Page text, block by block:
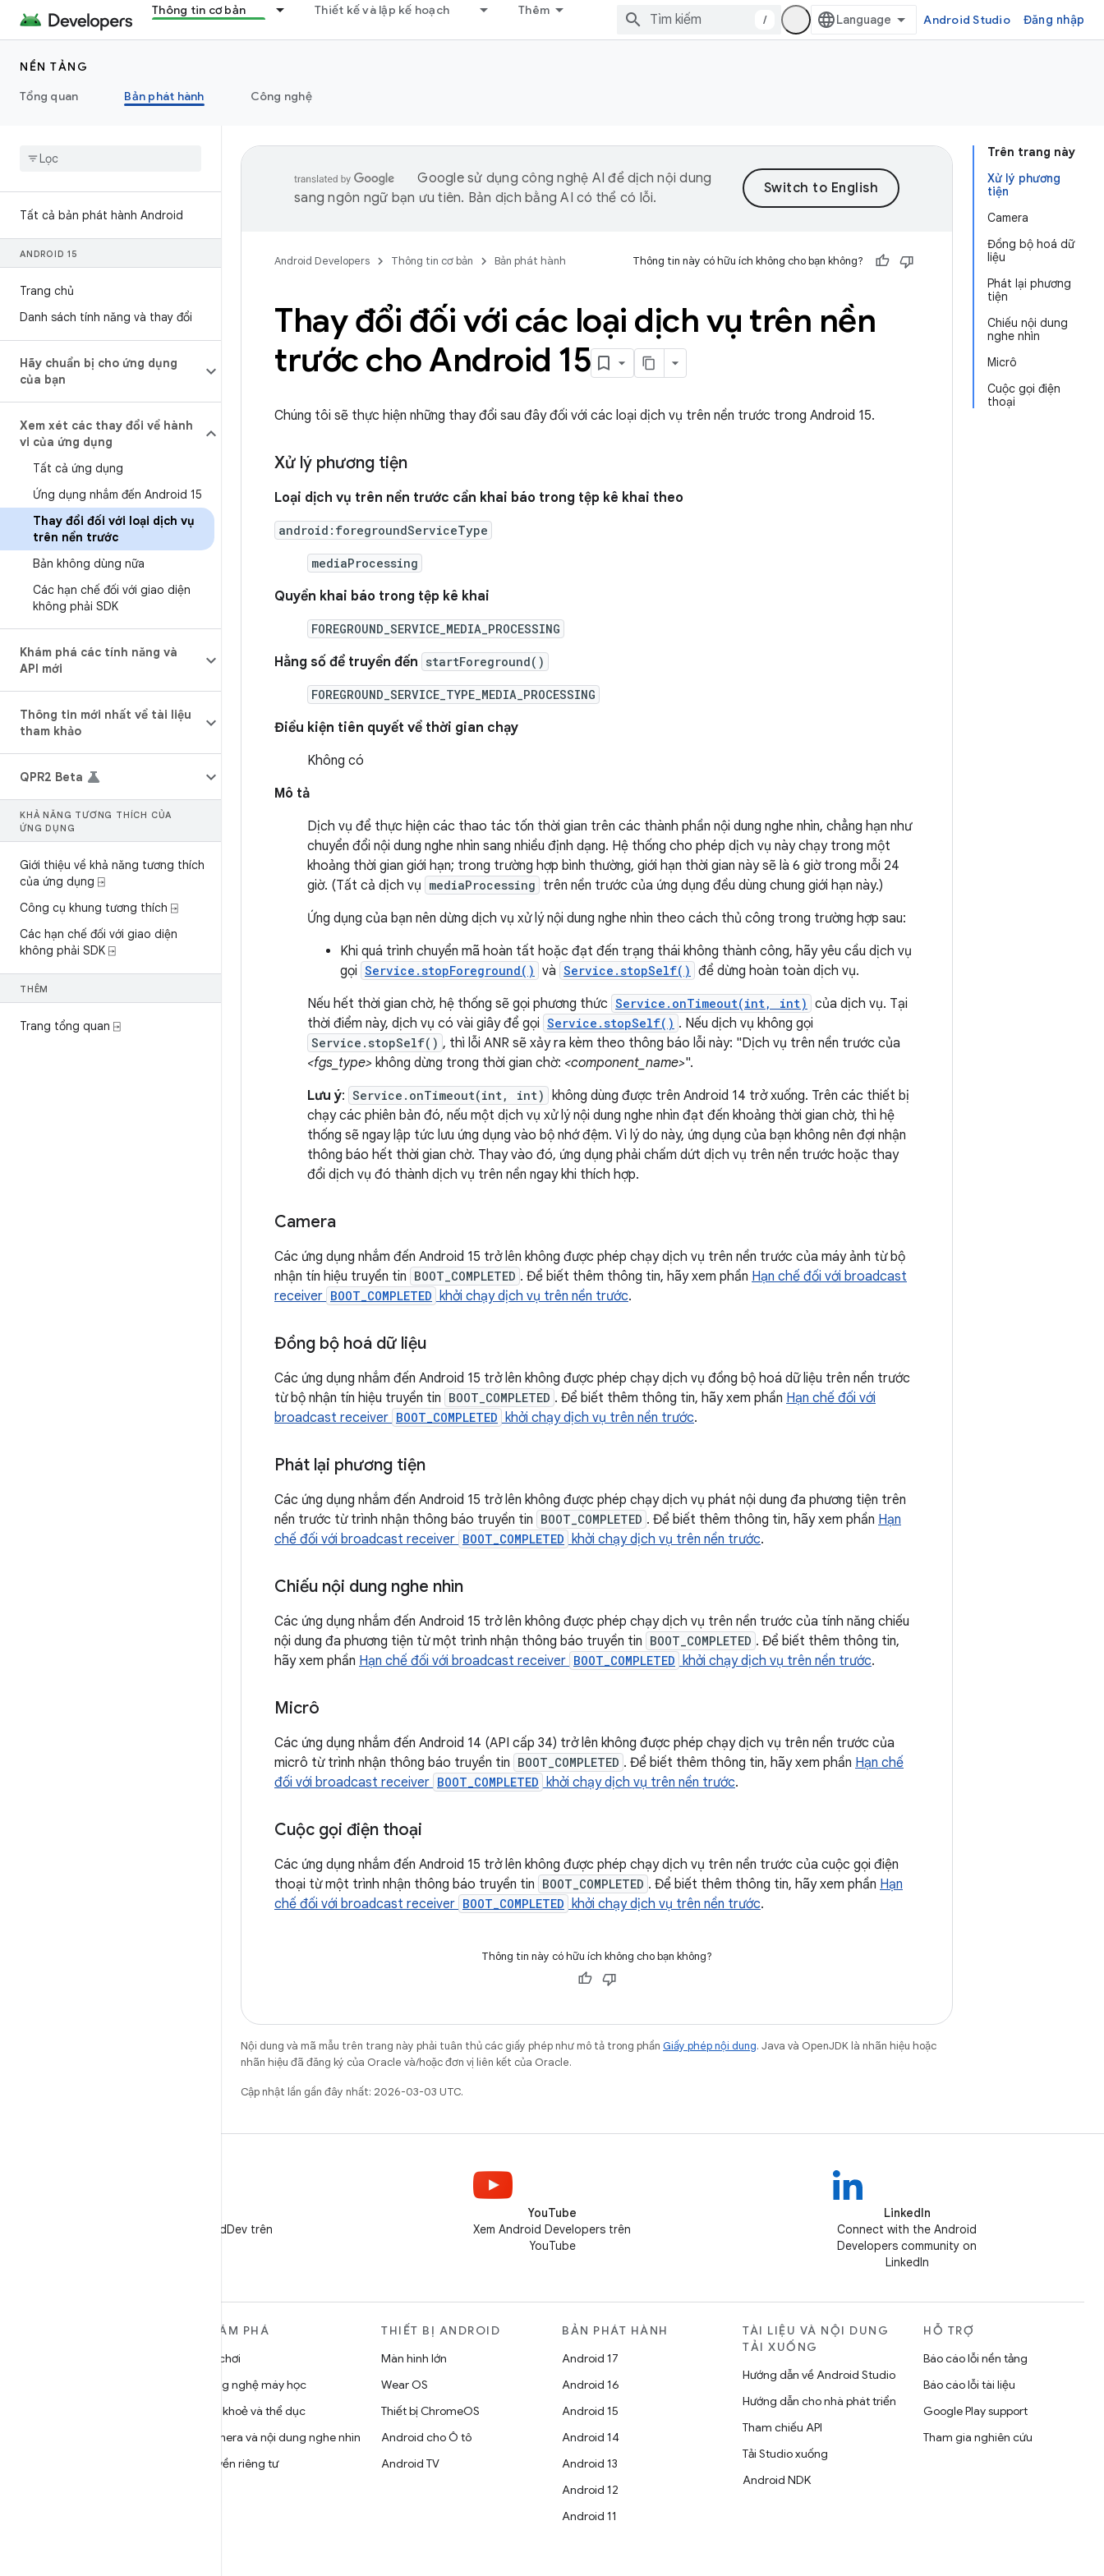
Thông tin cơ bản Thiết kế và lập kế hoạch Thêm
/ Android Studio Đăng nhập
NỀN TẢNG
Tổng quan
Bản phát hành Công nghệ
Tất cả bản phát hành Android
ANDROID 15
Trang chủ
Danh sách tính năng và thay đổi
Hãy chuẩn bị cho ứng dụng
của bạn
Xem xét các thay đổi về hành
vi của ứng dụng
Tất cả ứng dụng
Ứng dụng nhắm đến Android 15
Thay đổi đối với loại dịch vụ
trên nền trước
Bản không dùng nữa
Các hạn chế đối với giao diện
không phải SDK
Khám phá các tính năng và
API mới
Thông tin mới nhất về tài liệu
tham khảo
QPR2 Beta
KHẢ NĂNG TƯƠNG THÍCH CỦA
ỨNG DỤNG
Giới thiệu về khả năng tương thích
của ứng dụng ⍈
Công cụ khung tương thích ⍈
Các hạn chế đối với giao diện
không phải SDK ⍈
THÊM
Trang tổng quan ⍈
Trên trang này
Xử lý phương
tiện
Camera
Đồng bộ hoá dữ
liệu
Phát lại phương
tiện
Chiếu nội dung
nghe nhìn
Micrô
Cuộc gọi điện
thoại
Google sử dụng công nghệ AI để dịch nội dung
sang ngôn ngữ bạn ưu tiên. Bản dịch bằng AI có thể có lỗi.
Android Developers Thông tin cơ bản Bản phát hành Thông tin này có hữu ích không cho bạn không?
Thay đổi đối với các loại dịch vụ trên nền
trước cho Android 15
Chúng tôi sẽ thực hiện những thay đổi sau đây đối với các loại dịch vụ trên nền trước trong Android 15.
Xử lý phương tiện
Loại dịch vụ trên nền trước cần khai báo trong tệp kê khai theo
android:foregroundServiceType
mediaProcessing
Quyền khai báo trong tệp kê khai
FOREGROUND_SERVICE_MEDIA_PROCESSING
Hằng số để truyền đến startForeground()
FOREGROUND_SERVICE_TYPE_MEDIA_PROCESSING
Điều kiện tiên quyết về thời gian chạy
Không có
Mô tả
Dịch vụ để thực hiện các thao tác tốn thời gian trên các thành phần nội dung nghe nhìn, chẳng hạn như
chuyển đổi nội dung nghe nhìn sang nhiều định dạng. Hệ thống cho phép dịch vụ này chạy trong một
khoảng thời gian giới hạn; trong trường hợp bình thường, giới hạn thời gian này sẽ là 6 giờ trong mỗi 24
giờ. (Tất cả dịch vụ mediaProcessing trên nền trước của ứng dụng đều dùng chung giới hạn này.)
Ứng dụng của bạn nên dừng dịch vụ xử lý nội dung nghe nhìn theo cách thủ công trong trường hợp sau:
Khi quá trình chuyển mã hoàn tất hoặc đạt đến trạng thái không thành công, hãy yêu cầu dịch vụ
gọi Service.stopForeground() và Service.stopSelf() để dừng hoàn toàn dịch vụ.
Nếu hết thời gian chờ, hệ thống sẽ gọi phương thức Service.onTimeout(int, int) của dịch vụ. Tại
thời điểm này, dịch vụ có vài giây để gọi Service.stopSelf() . Nếu dịch vụ không gọi
Service.stopSelf() , thì lỗi ANR sẽ xảy ra kèm theo thông báo lỗi này: "Dịch vụ trên nền trước của
<fgs_type> không dừng trong thời gian chờ: <component_name>".
Lưu ý: Service.onTimeout(int, int) không dùng được trên Android 14 trở xuống. Trên các thiết bị
chạy các phiên bản đó, nếu một dịch vụ xử lý nội dung nghe nhìn đạt đến khoảng thời gian chờ, thì hệ
thống sẽ ngay lập tức lưu ứng dụng vào bộ nhớ đệm. Vì lý do này, ứng dụng của bạn không nên đợi nhận
thông báo hết thời gian chờ. Thay vào đó, ứng dụng phải chấm dứt dịch vụ trên nền trước hoặc thay
đổi dịch vụ đó thành dịch vụ trên nền ngay khi thích hợp.
Camera
Các ứng dụng nhắm đến Android 15 trở lên không được phép chạy dịch vụ trên nền trước của máy ảnh từ bộ
nhận tín hiệu truyền tin BOOT_COMPLETED . Để biết thêm thông tin, hãy xem phần Hạn chế đối với broadcast
receiver BOOT_COMPLETED khởi chạy dịch vụ trên nền trước.
Đồng bộ hoá dữ liệu
Các ứng dụng nhắm đến Android 15 trở lên không được phép chạy dịch vụ đồng bộ hoá dữ liệu trên nền trước
từ bộ nhận tín hiệu truyền tin BOOT_COMPLETED . Để biết thêm thông tin, hãy xem phần Hạn chế đối với
broadcast receiver BOOT_COMPLETED khởi chạy dịch vụ trên nền trước.
Phát lại phương tiện
Các ứng dụng nhắm đến Android 15 trở lên không được phép chạy dịch vụ phát nội dung đa phương tiện trên
nền trước từ trình nhận thông báo truyền tin BOOT_COMPLETED . Để biết thêm thông tin, hãy xem phần Hạn
chế đối với broadcast receiver BOOT_COMPLETED khởi chạy dịch vụ trên nền trước.
Chiếu nội dung nghe nhìn
Các ứng dụng nhắm đến Android 15 trở lên không được phép chạy dịch vụ trên nền trước của tính năng chiếu
nội dung đa phương tiện từ một trình nhận thông báo truyền tin BOOT_COMPLETED . Để biết thêm thông tin,
hãy xem phần Hạn chế đối với broadcast receiver BOOT_COMPLETED khởi chạy dịch vụ trên nền trước.
Micrô
Các ứng dụng nhắm đến Android 14 (API cấp 34) trở lên không được phép chạy dịch vụ trên nền trước của
micrô từ trình nhận thông báo truyền tin BOOT_COMPLETED . Để biết thêm thông tin, hãy xem phần Hạn chế
đối với broadcast receiver BOOT_COMPLETED khởi chạy dịch vụ trên nền trước.
Cuộc gọi điện thoại
Các ứng dụng nhắm đến Android 15 trở lên không được phép chạy dịch vụ trên nền trước của cuộc gọi điện
thoại từ một trình nhận thông báo truyền tin BOOT_COMPLETED . Để biết thêm thông tin, hãy xem phần Hạn
chế đối với broadcast receiver BOOT_COMPLETED khởi chạy dịch vụ trên nền trước.
Thông tin này có hữu ích không cho bạn không?
Nội dung và mã mẫu trên trang này phải tuân thủ các giấy phép như mô tả trong phần Giấy phép nội dung. Java và OpenJDK là nhãn hiệu hoặc
nhãn hiệu đã đăng ký của Oracle và/hoặc đơn vị liên kết của Oracle.
Cập nhật lần gần đây nhất: 2026-03-03 UTC.
Theo dõi @AndroidDev trên
YouTube
Xem Android Developers trên
YouTube
LinkedIn
Connect with the Android
Developers community on
LinkedIn
KHÁM PHÁ
Trò chơi
Công nghệ máy học
Sức khoẻ và thể dục
Camera và nội dung nghe nhìn
Quyền riêng tư
THIẾT BỊ ANDROID
Màn hình lớn
Wear OS
Thiết bị ChromeOS
Android cho Ô tô
Android TV
BẢN PHÁT HÀNH
Android 17
Android 16
Android 15
Android 14
Android 13
Android 12
Android 11
TÀI LIỆU VÀ NỘI DUNG
TẢI XUỐNG
Hướng dẫn về Android Studio
Hướng dẫn cho nhà phát triển
Tham chiếu API
Tải Studio xuống
Android NDK
HỖ TRỢ
Báo cáo lỗi nền tảng
Báo cáo lỗi tài liệu
Google Play support
Tham gia nghiên cứu